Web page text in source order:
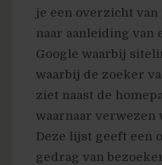
je een overzicht van
naar aanleiding van
Google waarbij
waarbij de zoeker
ziet naast de
waarnaar verwezen
Deze lijst geeft een
gedrag van